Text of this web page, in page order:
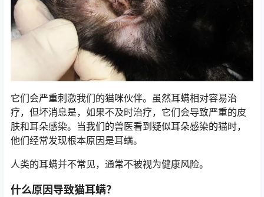
它们会严重刺激我们的猫咪伙伴。虽然耳螨相对容易治
疗，但坏消息是，如果不及时治疗，它们会导致严重的皮
肤和耳朵感染。当我们的兽医看到疑似耳朵感染的猫时，
他们经常发现根本原因是耳螨。
人类的耳螨并不常见，通常不被视为健康风险。
什么原因导致猫耳螨？